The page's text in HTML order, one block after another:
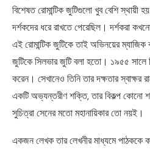
বিশেষত রোমান্টিক জুটিগুলো খুব বেশি স্থায়ী
দর্শকদের ধরে রাখতে পেরেছিল। দর্শকরা
এই রোমান্টিক জুটিকে তাই অভিনয়ের
জুটিকে সিলভার জুটি বলা হতো। ১৯৫৫ সালে
করেন। সেখানেও তিনি তার দক্ষতার
একটি অভ্যন্তরীণ শক্তি, তার বিকল্প কোনো
সুচিত্রা সেনের মতো মহানায়িকার তো নয়ই।
একজন লেখক তার লেখনীর মাধ্যমে পাঠককে